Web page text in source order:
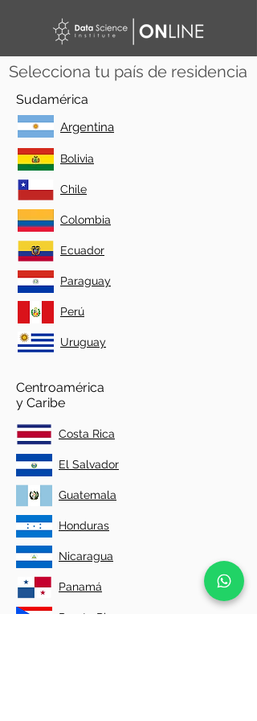
Selecciona tu país de residencia
Sudamérica
Argentina
Bolivia
Chile
Colombia
Ecuador
Paraguay
Perú
Uruguay
Centroamérica
y Caribe
Costa Rica
El Salvador
Guatemala
Honduras
Nicaragua
Panamá
Puerto Rico